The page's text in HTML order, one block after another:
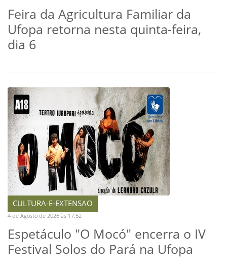
Feira da Agricultura Familiar da
Ufopa retorna nesta quinta-feira,
dia 6
CULTURA-E-EXTENSAO
4 de Agosto de 2026 às 17:52
Espetáculo "O Mocó" encerra o IV
Festival Solos do Pará na Ufopa